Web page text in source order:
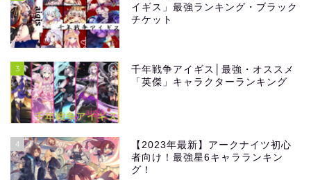
イギス」最強ランキング・ブラック
チケット
3
千年戦争アイギス│最強・オススメ
「英傑」キャラクターランキング
4
【2023年最新】アークナイツ初心
者向け！最強星6キャラランキン
グ！